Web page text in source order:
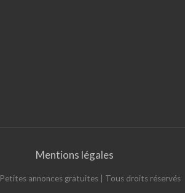
Mentions légales
Petites annonces gratuites| Tous droits réservés